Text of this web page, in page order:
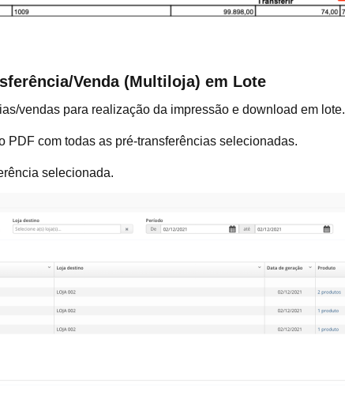
Venda (Multiloja) em Lote
vendas para realização da impressão e download em lote.
PDF com todas as pré-transferências selecionadas.
selecionada.